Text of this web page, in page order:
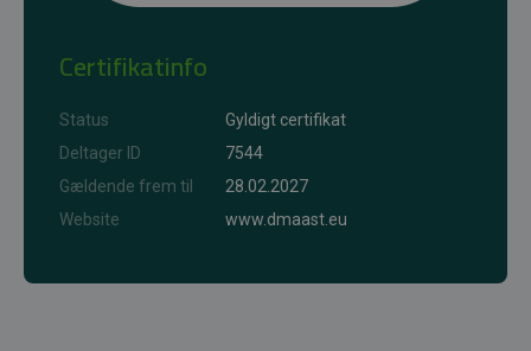
Certifikatinfo
Status
Gyldigt certifikat
Deltager ID
7544
Gældende frem til
28.02.2027
Website
www.dmaast.eu